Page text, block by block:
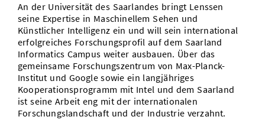
An der Universität des Saarlandes bringt Lenssen
seine Expertise in Maschinellem Sehen und
Künstlicher Intelligenz ein und will sein international
erfolgreiches Forschungsprofil auf dem Saarland
Informatics Campus weiter ausbauen. Über das
gemeinsame Forschungszentrum von Max-Planck-
Institut und Google sowie ein langjähriges
Kooperationsprogramm mit Intel und dem Saarland
ist seine Arbeit eng mit der internationalen
Forschungslandschaft und der Industrie verzahnt.